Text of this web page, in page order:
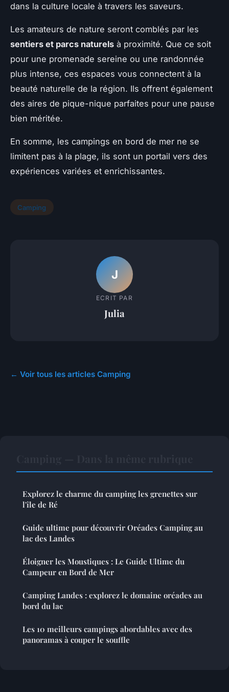
dans la culture locale à travers les saveurs.
Les amateurs de nature seront comblés par les
sentiers et parcs naturels à proximité. Que ce soit
pour une promenade sereine ou une randonnée
plus intense, ces espaces vous connectent à la
beauté naturelle de la région. Ils offrent également
des aires de pique-nique parfaites pour une pause
bien méritée.
En somme, les campings en bord de mer ne se
limitent pas à la plage, ils sont un portail vers des
expériences variées et enrichissantes.
Camping
J
ECRIT PAR
Julia
← Voir tous les articles Camping
Explorez le charme du camping les grenettes sur
l'île de Ré
Guide ultime pour découvrir Oréades Camping au
lac des Landes
Éloigner les Moustiques : Le Guide Ultime du
Campeur en Bord de Mer
Camping Landes : explorez le domaine oréades au
bord du lac
Les 10 meilleurs campings abordables avec des
panoramas à couper le souffle